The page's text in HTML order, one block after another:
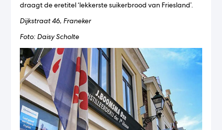
draagt de eretitel ‘lekkerste suikerbrood van Friesland’.
Dijkstraat 46, Franeker
Foto: Daisy Scholte